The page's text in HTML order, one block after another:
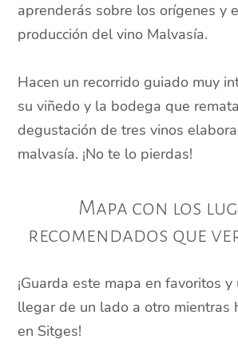
aprenderás sobre los orígenes y
producción del vino Malvasía.
Hacen un recorrido guiado muy
su viñedo y la bodega que
degustación de tres vinos
malvasía. ¡No te lo pierdas!
Mapa con los
recomendados que
¡Guarda este mapa en favoritos
llegar de un lado a otro mientras
en Sitges!